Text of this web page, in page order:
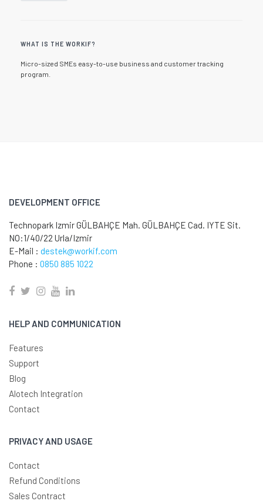
WHAT IS THE WORKIF?
Micro-sized SMEs easy-to-use business and customer tracking
program.
DEVELOPMENT OFFICE
Technopark Izmir GÜLBAHÇE Mah. GÜLBAHÇE Cad. IYTE Sit.
NO:1/40/22 Urla/Izmir
E-Mail : destek@workif.com
Phone : 0850 885 1022
HELP AND COMMUNICATION
Features
Support
Blog
Alotech Integration
Contact
PRIVACY AND USAGE
Contact
Refund Conditions
Sales Contract